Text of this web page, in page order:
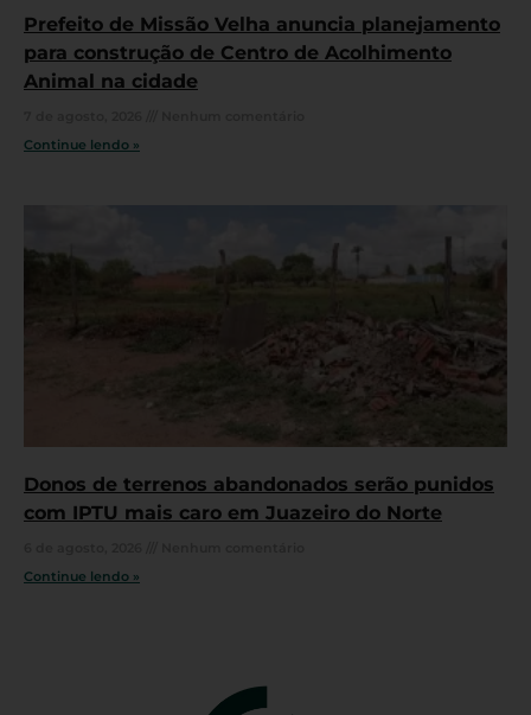
Prefeito de Missão Velha anuncia planejamento
para construção de Centro de Acolhimento
Animal na cidade
Continue lendo »
Donos de terrenos abandonados serão punidos
com IPTU mais caro em Juazeiro do Norte
Continue lendo »